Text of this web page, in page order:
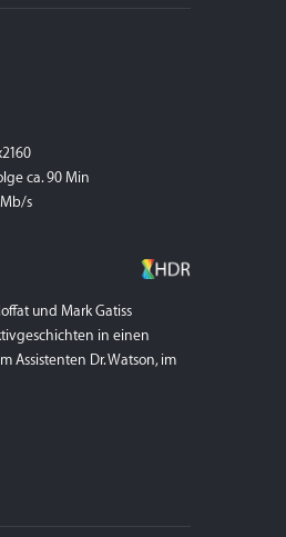
ca. 90 Min
s
und Mark Gatiss
in einen
Assistenten Dr. Watson, im